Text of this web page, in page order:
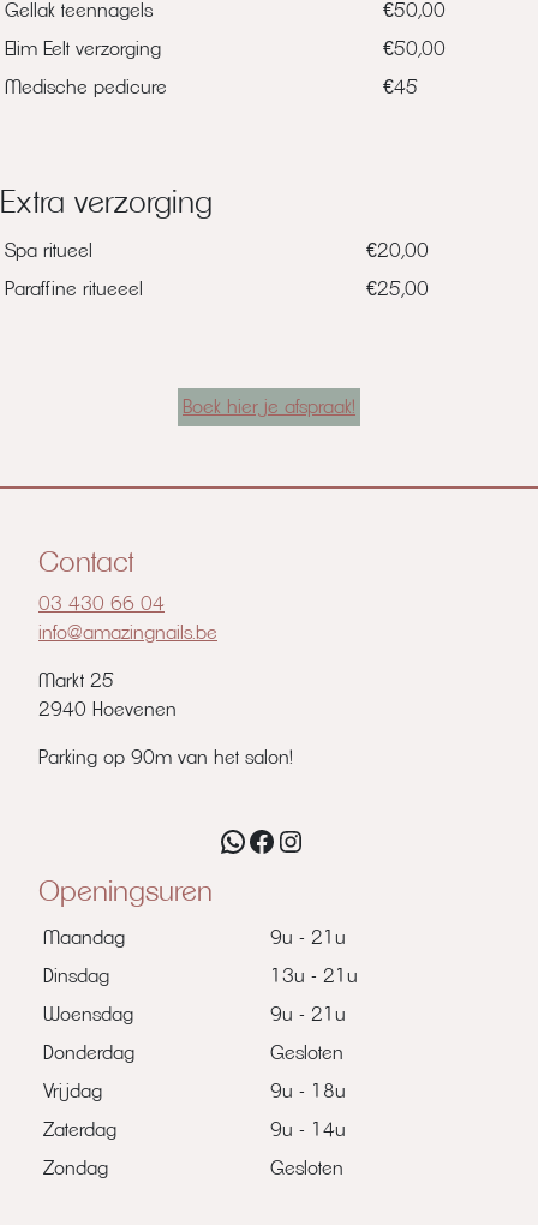
Gellak teennagels
€50,00
Elim Eelt verzorging
€50,00
Medische pedicure
€45
Extra verzorging
Spa ritueel
€20,00
Paraffine ritueeel
€25,00
Boek hier je afspraak!
Contact
03 430 66 04
info@amazingnails.be
Markt 25
2940 Hoevenen
Parking op 90m van het salon!
WhatsApp
Facebook
Instagram
Openingsuren
Maandag
9u - 21u
Dinsdag
13u - 21u
Woensdag
9u - 21u
Donderdag
Gesloten
Vrijdag
9u - 18u
Zaterdag
9u - 14u
Zondag
Gesloten